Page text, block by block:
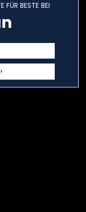
FÜR BESTE BEI